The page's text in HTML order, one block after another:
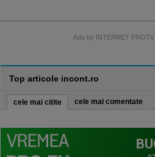
Ads by INTERNET PROTV
Top articole incont.ro
cele mai citite cele mai comentate